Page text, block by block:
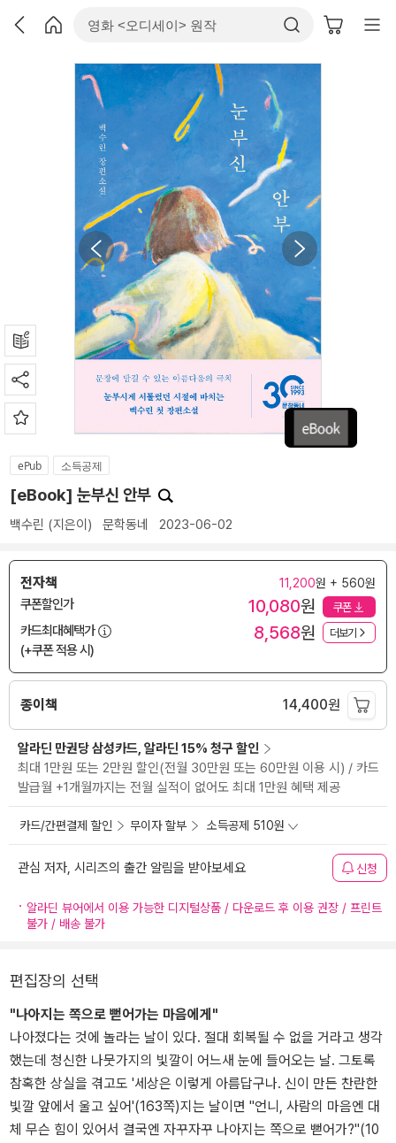
ePub 소득공제
[eBook] 눈부신 안부
백수린 (지은이) 문학동네 2023-06-02
전자책 11,200원 + 560원
쿠폰할인가 10,080원 쿠폰
카드최대혜택가
(+쿠폰 적용 시)
8,568원 더보기
종이책 14,400원
알라딘 만권당 삼성카드, 알라딘 15% 청구 할인
최대 1만원 또는 2만원 할인(전월 30만원 또는 60만원 이용 시) / 카드
발급월 +1개월까지는 전월 실적이 없어도 최대 1만원 혜택 제공
카드/간편결제 할인 무이자 할부 소득공제 510원
관심 저자, 시리즈의 출간 알림을 받아보세요 신청
알라딘 뷰어에서 이용 가능한 디지털상품 / 다운로드 후 이용 권장 / 프린트
불가 / 배송 불가
편집장의 선택
"나아지는 쪽으로 뻗어가는 마음에게"
나아졌다는 것에 놀라는 날이 있다. 절대 회복될 수 없을 거라고 생각
했는데 청신한 나뭇가지의 빛깔이 어느새 눈에 들어오는 날. 그토록
참혹한 상실을 겪고도 '세상은 이렇게 아름답구나. 신이 만든 찬란한
빛깔 앞에서 울고 싶어'(163쪽)지는 날이면 "언니, 사람의 마음엔 대
체 무슨 힘이 있어서 결국엔 자꾸자꾸 나아지는 쪽으로 뻗어가?"(10